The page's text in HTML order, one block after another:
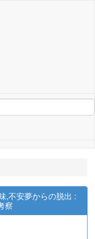
,不安夢からの脱出 :
察